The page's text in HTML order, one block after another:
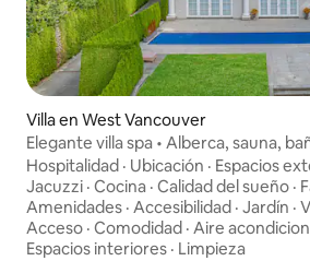
Villa en West Vancouver
Elegante villa spa • Alberca, sauna,
Hospitalidad · Ubicación · Espacios
Jacuzzi · Cocina · Calidad del sueño ·
Amenidades · Accesibilidad · Jardín ·
Acceso · Comodidad · Aire
Espacios interiores · Limpieza